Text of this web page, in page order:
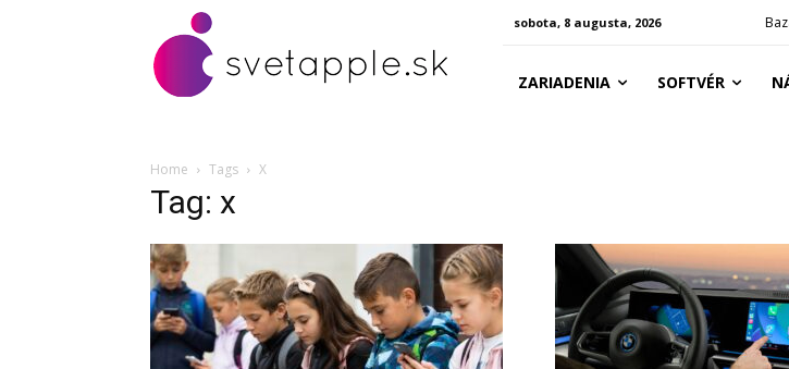
sobota, 8 augusta, 2026
ZARIADENIA SOFTVÉR
Home Tags X
Tag: x